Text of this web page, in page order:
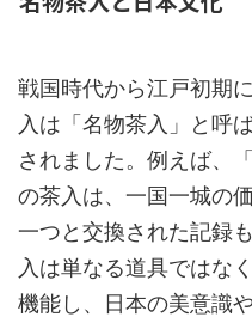
戦国時代から江戸初期
入は「名物茶入」と呼
されました。例えば、
の茶入は、一国一城の
一つと交換された記録
入は単なる道具ではな
機能し、日本の美意識